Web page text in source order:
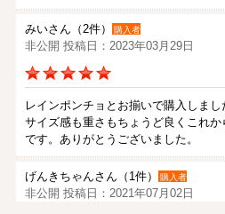
みいさん（2件） 購入者
非公開 投稿日：2023年03月29日
レインポンチョとお揃いで購入しまし
サイズ感も重さもちょうど良くこれ
です。ありがとうございました。
げんきちゃんさん（1件） 購入者
非公開 投稿日：2021年07月02日